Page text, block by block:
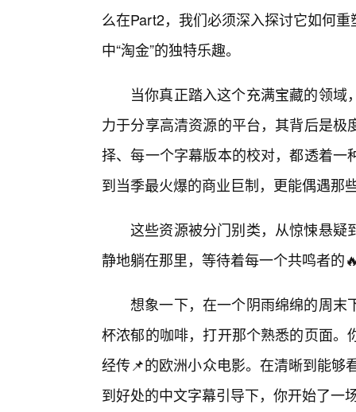
么在Part2，我们必须深入探讨它如何
中“淘金”的独特乐趣。
当你真正踏入这个充满宝藏的领
力于分享高清资源的平台，其背后是
择、每一个字幕版本的校对，都透着
到当季最火爆的商业巨制，更能偶遇那
这些资源被分门别类，从惊悚悬疑
静地躺在那里，等待着每一个共鸣者的
想象一下，在一个阴雨绵绵的周末
杯浓郁的咖啡，打开那个熟悉的页面
经传📌的欧洲小众电影。在清晰到能够
到好处的中文字幕引导下，你开始了一